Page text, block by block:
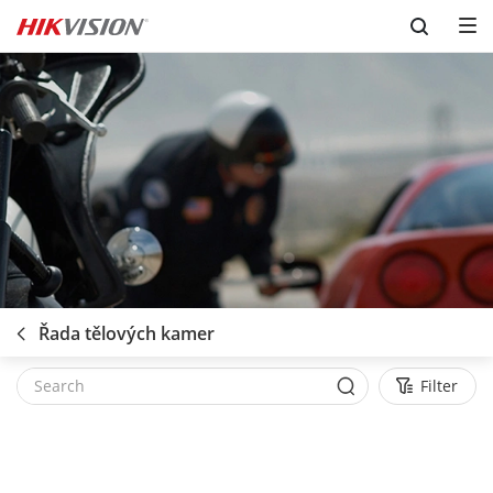
Skip to content
Řada tělových kamer
Filter